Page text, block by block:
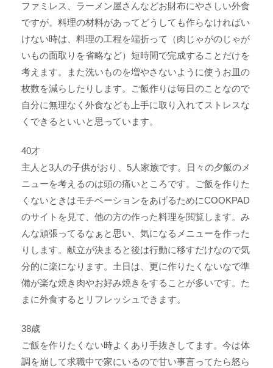
ファミレス、ラーメン屋さんなどお財布にやさしい外食
ですが。料理の材料があってどうしても作らなければい
けない時は、料理の工程を端折って（肉じゃがのじゃが
いもの面取りを省略など）短時間で完成することだけを
考えます。また洗いものを増やさないように使うお皿の
枚数を減らしたりします。ご飯作りは毎日のことなので
自分に無理なく外食なども上手に取り入れてストレスな
くできるといいと思っています。
40才
主人と3人の子供がおり、5人家族です。日々の夕飯のメ
ニューを考えるのは頭の痛いところです。ご飯を作りた
くないときはモチベーションをあげるためにCOOKPAD
のサイトを見て、他の方の作った料理を閲覧します。み
んな頑張ってるなぁと思い、気になるメニューを作った
りします。献立が決まると後は行動に移すだけなので気
分的に楽になります。土日は、更に作りたくないなで準
備が楽な焼き肉やお好み焼きをすることが多いです。た
まに外食するとリフレッシュできます。
38歳
ご飯を作りたくない時よくあり手抜きしてます。今は体
調を崩して求職中で家にいるので甘い事言ってたら怒ら